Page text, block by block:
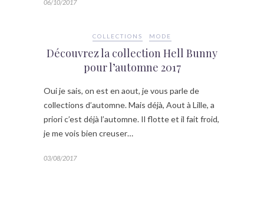
06/10/2017
COLLECTIONS MODE
Découvrez la collection Hell Bunny
pour l’automne 2017
Oui je sais, on est en aout, je vous parle de
collections d’automne. Mais déjà, Aout à Lille, a
priori c’est déjà l’automne. Il flotte et il fait froid,
je me vois bien creuser…
03/08/2017